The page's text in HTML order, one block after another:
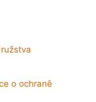
o ochraně